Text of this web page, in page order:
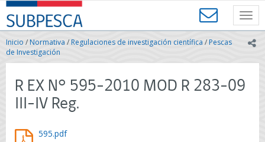
Contenido
principal
SUBPESCA
-
Subsecretaría
de
Pesca
Acuicultura
Gobierno
Chile
Inicio /Normativa / Regulaciones de investigación científica /Pescas
de Investigación
R EX N° 595-2010 MOD R 283-09
III-IV Reg.
595.pdf